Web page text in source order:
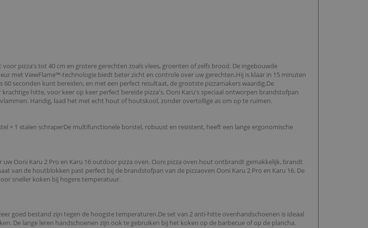
pizza's tot 40 cm en grotere gerechten zoals vlees, groenten of zelfs brood. De ingebouwde
met ViewFlame™-technologie biedt beter zicht en controle over uw gerechten.Hij is klaar in 15 minuten
seconden kunt bereiden, en met een perfect resultaat, de grootste pizzamakers waardig.De
hitte, voor keer op keer perfect bereide pizza's. Ooni Karu's speciaal ontworpen brandstofpan
Handig, laad het met echt hout of houtskool, zonder overtollige as om op te ruimen.
+ 1 stalen schraperDe multifunctionele borstel, robuust en resistent, heeft een lange ergonomische
Ooni Karu 2 Pro en Karu 16 outdoor pizza oven. Ooni pizza oven hout ontbrandt gemakkelijk, brandt
van de houtblokken past perfect bij de brandstofpan van de pizzaoven Ooni Karu 2 Pro en Karu 16. De
sneller koken bij hogere temperatuur.
goed bestand zijn tegen de hoogste temperaturen.De set van 2 anti-hitte ovenhandschoenen is ideaal
De lange leren handschoenen zijn ook te gebruiken bij het koken op de barbecue of op de plancha.